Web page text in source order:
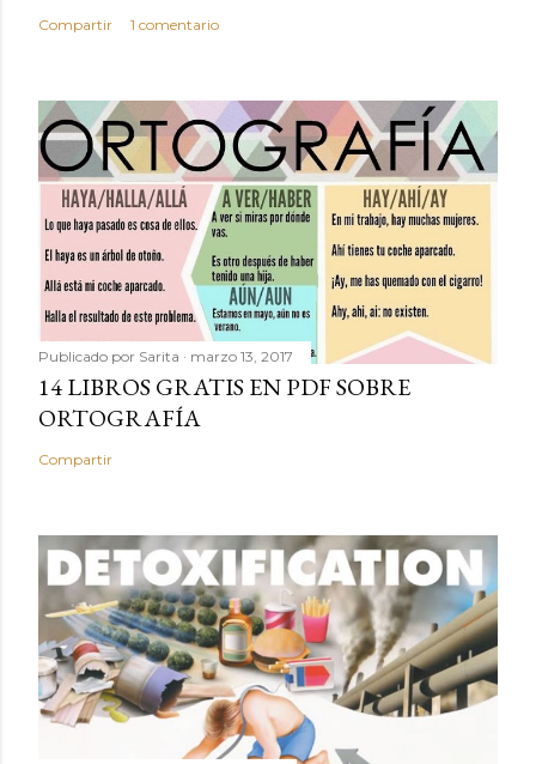
Compartir 1 comentario
Publicado por Sarita marzo 13, 2017
14 LIBROS GRATIS EN PDF SOBRE
ORTOGRAFÍA
Compartir